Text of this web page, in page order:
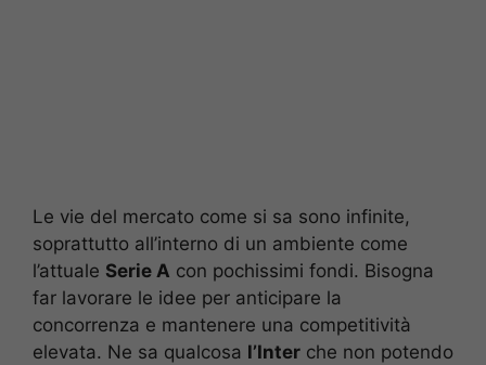
Le vie del mercato come si sa sono infinite,
soprattutto all’interno di un ambiente come
l’attuale Serie A con pochissimi fondi. Bisogna
far lavorare le idee per anticipare la
concorrenza e mantenere una competitività
elevata. Ne sa qualcosa l’Inter che non potendo